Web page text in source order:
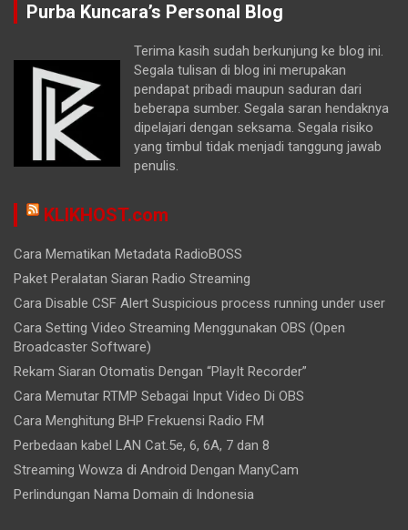
Purba Kuncara’s Personal Blog
Terima kasih sudah berkunjung ke blog ini.
Segala tulisan di blog ini merupakan
pendapat pribadi maupun saduran dari
beberapa sumber. Segala saran hendaknya
dipelajari dengan seksama. Segala risiko
yang timbul tidak menjadi tanggung jawab
penulis.
KLIKHOST.com
Cara Mematikan Metadata RadioBOSS
Paket Peralatan Siaran Radio Streaming
Cara Disable CSF Alert Suspicious process running under user
Cara Setting Video Streaming Menggunakan OBS (Open
Broadcaster Software)
Rekam Siaran Otomatis Dengan “PlayIt Recorder”
Cara Memutar RTMP Sebagai Input Video Di OBS
Cara Menghitung BHP Frekuensi Radio FM
Perbedaan kabel LAN Cat.5e, 6, 6A, 7 dan 8
Streaming Wowza di Android Dengan ManyCam
Perlindungan Nama Domain di Indonesia